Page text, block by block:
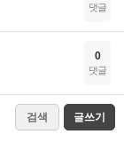
댓글
0
댓글
검색 글쓰기